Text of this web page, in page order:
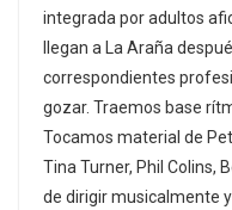
integrada por adultos
llegan a La Araña
correspondientes
gozar. Traemos base
Tocamos material de
Tina Turner, Phil Colins,
de dirigir musicalmente